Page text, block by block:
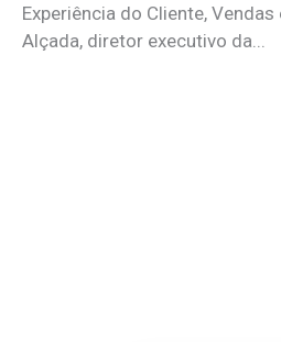
Experiência do Cliente, Vendas
Alçada, diretor executivo da...